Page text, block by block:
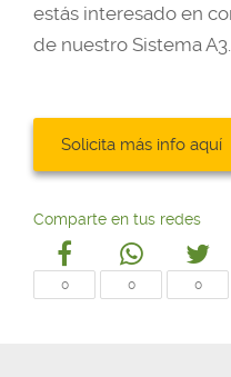
estás interesado en
de nuestro Sistema A3.
Solicita más info aquí
Comparte en tus redes
0 0 0